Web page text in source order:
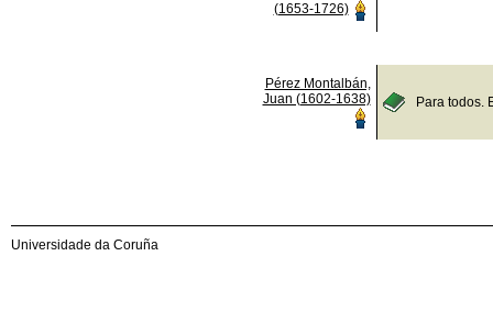
(1653-1726)
Pérez Montalbán,
Juan (1602-1638)
Para todos.
Universidade da Coruña